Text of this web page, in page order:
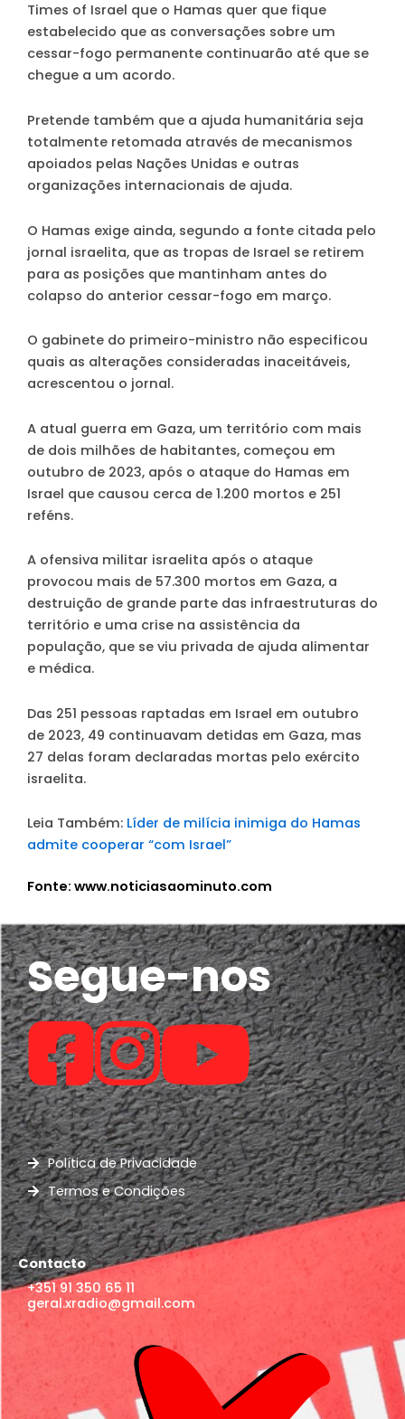
Times of Israel que o Hamas quer que fique
estabelecido que as conversações sobre um
cessar-fogo permanente continuarão até que se
chegue a um acordo.
Pretende também que a ajuda humanitária seja
totalmente retomada através de mecanismos
apoiados pelas Nações Unidas e outras
organizações internacionais de ajuda.
O Hamas exige ainda, segundo a fonte citada pelo
jornal israelita, que as tropas de Israel se retirem
para as posições que mantinham antes do
colapso do anterior cessar-fogo em março.
O gabinete do primeiro-ministro não especificou
quais as alterações consideradas inaceitáveis,
acrescentou o jornal.
A atual guerra em Gaza, um território com mais
de dois milhões de habitantes, começou em
outubro de 2023, após o ataque do Hamas em
Israel que causou cerca de 1.200 mortos e 251
reféns.
A ofensiva militar israelita após o ataque
provocou mais de 57.300 mortos em Gaza, a
destruição de grande parte das infraestruturas do
território e uma crise na assistência da
população, que se viu privada de ajuda alimentar
e médica.
Das 251 pessoas raptadas em Israel em outubro
de 2023, 49 continuavam detidas em Gaza, mas
27 delas foram declaradas mortas pelo exército
israelita.
Leia Também: Líder de milícia inimiga do Hamas
admite cooperar “com Israel”
Fonte: www.noticiasaominuto.com
Segue-nos
Política de Privacidade
Termos e Condições
Contacto
+351 91 350 65 11
geral.xradio@gmail.com